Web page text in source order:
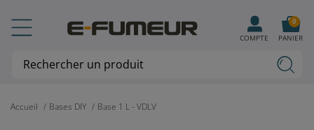
Accueil Bases DIY Base 1 L - VDLV
COMPTE PANIER
0